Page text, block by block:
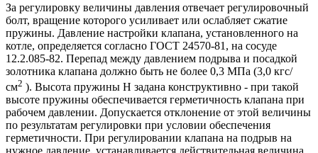
За регулировку величины давления отвечает регулировочный
болт, вращение которого усиливает или ослабляет сжатие
пружины. Давление настройки клапана, установленного на
котле, определяется согласно ГОСТ 24570-81, на сосуде
12.2.085-82. Перепад между давлением подрыва и посадкой
золотника клапана должно быть не более 0,3 МПа (3,0 кгс/
см2 ). Высота пружины H задана конструктивно - при такой
высоте пружины обеспечивается герметичность клапана при
рабочем давлении. Допускается отклонение от этой величины
по результатам регулировки при условии обеспечения
герметичности. При регулировании клапана на подрыв на